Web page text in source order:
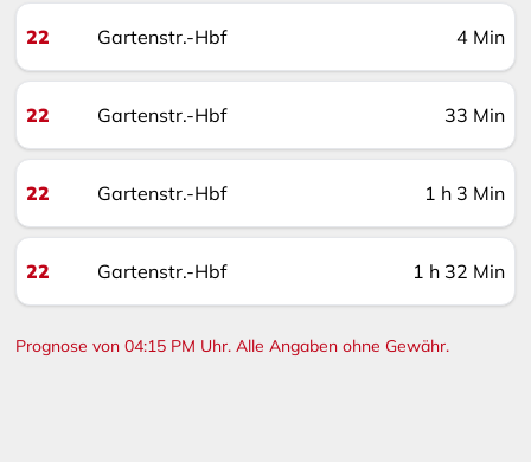
22 Gartenstr.-Hbf 4 Min
22 Gartenstr.-Hbf 33 Min
22 Gartenstr.-Hbf 1 h 3 Min
22 Gartenstr.-Hbf 1 h 32 Min
Prognose von 04:15 PM Uhr. Alle Angaben ohne Gewähr.